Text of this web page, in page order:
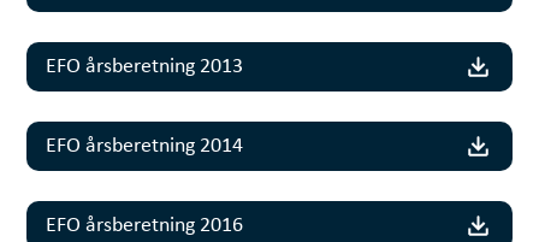
EFO årsberetning 2013
EFO årsberetning 2014
EFO årsberetning 2016